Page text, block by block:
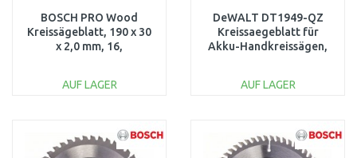
BOSCH PRO Wood
Kreissägeblatt, 190 x 30
x 2,0 mm, 16,
AUF LAGER
Vergleichen
DeWALT DT1949-QZ
Kreissaegeblatt für
Akku-Handkreissägen,
AUF LAGER
Vergleichen